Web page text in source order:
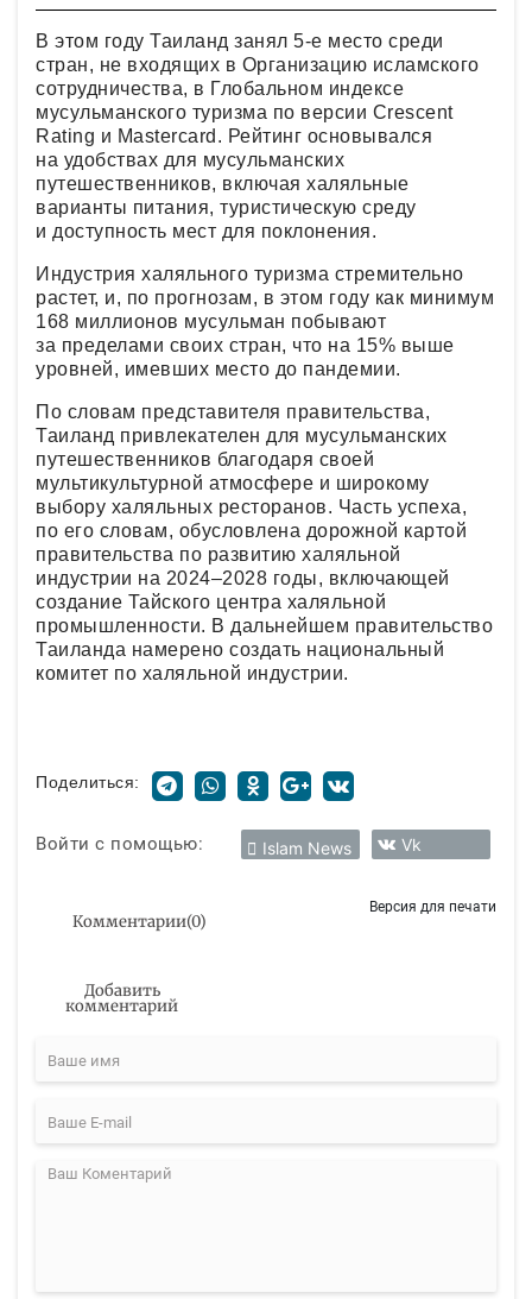
В этом году Таиланд занял 5-е место среди
стран, не входящих в Организацию исламского
сотрудничества, в Глобальном индексе
мусульманского туризма по версии Crescent
Rating и Mastercard. Рейтинг основывался
на удобствах для мусульманских
путешественников, включая халяльные
варианты питания, туристическую среду
и доступность мест для поклонения.
Индустрия халяльного туризма стремительно
растет, и, по прогнозам, в этом году как минимум
168 миллионов мусульман побывают
за пределами своих стран, что на 15% выше
уровней, имевших место до пандемии.
По словам представителя правительства,
Таиланд привлекателен для мусульманских
путешественников благодаря своей
мультикультурной атмосфере и широкому
выбору халяльных ресторанов. Часть успеха,
по его словам, обусловлена дорожной картой
правительства по развитию халяльной
индустрии на 2024–2028 годы, включающей
создание Тайского центра халяльной
промышленности. В дальнейшем правительство
Таиланда намерено создать национальный
комитет по халяльной индустрии.
Поделиться:
Войти с помощью: Islam News Vk
Комментарии(0)
Версия для печати
Добавить
комментарий